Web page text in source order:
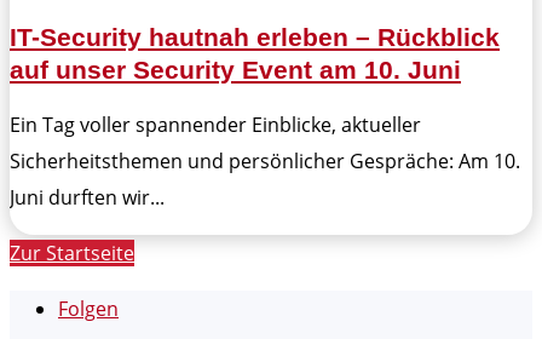
IT-Security hautnah erleben – Rückblick
auf unser Security Event am 10. Juni
Ein Tag voller spannender Einblicke, aktueller
Sicherheitsthemen und persönlicher Gespräche: Am 10.
Juni durften wir...
Zur Startseite
Folgen